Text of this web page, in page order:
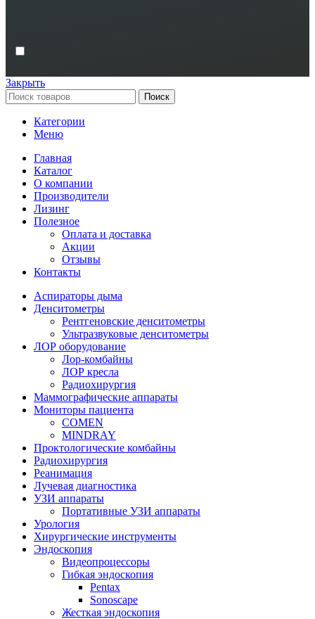
Закрыть
Поиск
Категории
Меню
Главная
Каталог
О компании
Производители
Лизинг
Полезное
Оплата и доставка
Акции
Отзывы
Контакты
Аспираторы дыма
Денситометры
Рентгеновские денситометры
Ультразвуковые денситометры
ЛОР оборудование
Лор-комбайны
ЛОР кресла
Радиохирургия
Маммографические аппараты
Мониторы пациента
COMEN
MINDRAY
Проктологические комбайны
Радиохирургия
Реанимация
Лучевая диагностика
УЗИ аппараты
Портативные УЗИ аппараты
Урология
Хирургические инструменты
Эндоскопия
Видеопроцессоры
Гибкая эндоскопия
Pentax
Sonoscape
Жесткая эндоскопия